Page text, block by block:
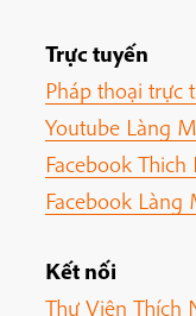
Trực tuyến
Pháp thoại trực
Youtube Làng
Facebook
Facebook Làng
Kết nối
Thư Viện Thích